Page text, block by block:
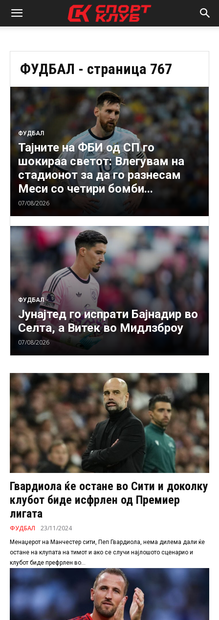
ФУДБАЛ - страница 767
ФУДБАЛ
Тајните на ФБИ од СП го
шокираа светот: Влегувам на
стадионот за да го разнесам
Меси со четири бомби...
07/08/2026
ФУДБАЛ
Јунајтед го испрати Бајнадир во
Селта, а Витек во Мидлзброу
07/08/2026
Гвардиола ќе остане во Сити и доколку
клубот биде исфрлен од Премиер
лигата
ФУДБАЛ 23/11/2024
Менаџерот на Манчестер сити, Пеп Гвардиола, нема дилема дали ќе
остане на клупата на тимот и ако се случи најлошото сценарио и
клубот биде префрлен во...